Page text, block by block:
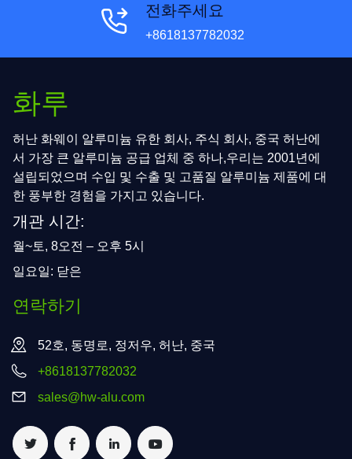
전화주세요
+8618137782032
화루
허난 화웨이 알루미늄 유한 회사, 주식 회사, 중국 허난에
서 가장 큰 알루미늄 공급 업체 중 하나,우리는 2001년에
설립되었으며 수입 및 수출 및 고품질 알루미늄 제품에 대
한 풍부한 경험을 가지고 있습니다.
개관 시간:
월~토, 8오전 – 오후 5시
일요일: 닫은
연락하기
52호, 동명로, 정저우, 허난, 중국
+8618137782032
sales@hw-alu.com